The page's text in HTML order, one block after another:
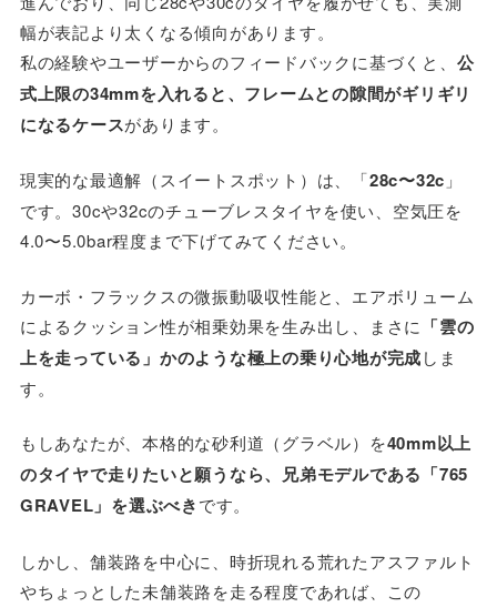
幅が表記より太くなる傾向があります。
私の経験やユーザーからのフィードバックに基づくと、 公
式上限の34mmを入れると、フレームとの隙間がギリギリ
になるケースがあります。
現実的な最適解（スイートスポット）は、「28c〜32c 」
です。30cや32cのチューブレスタイヤを使い、空気圧を
4.0〜5.0bar程度まで下げてみてください。
カーボ・フラックスの微振動吸収性能と、エアボリューム
によるクッション性が相乗効果を生み出し、まさに 「雲の
上を走っている」かのような極上の乗り心地が完成しま
す。
もしあなたが、本格的な砂利道（グラベル）を40mm以上
のタイヤで走りたいと願うなら、兄弟モデルである「765
GRAVEL」を選ぶべきです。
しかし、舗装路を中心に、時折現れる荒れたアスファルト
やちょっとした未舗装路を走る程度であれば、この